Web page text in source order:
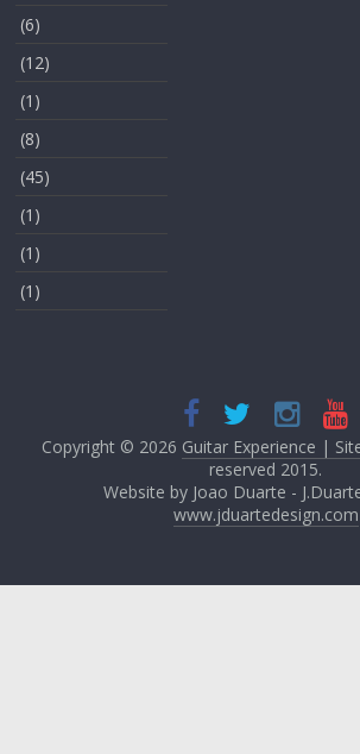
(6)
(12)
(1)
(8)
(45)
(1)
(1)
(1)
Copyright © 2026 Guitar Experience |
reserved 2015.
Website by Joao Duarte -
www.jduartedesign.com